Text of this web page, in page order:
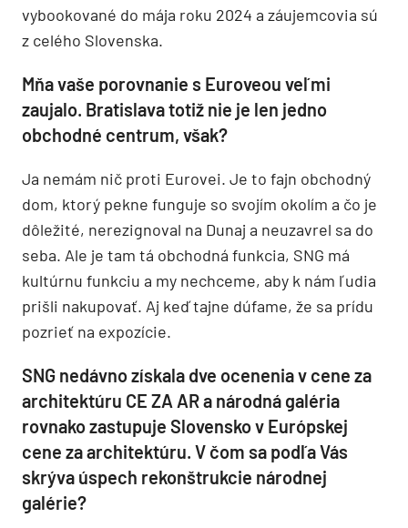
vybookované do mája roku 2024 a záujemcovia sú
z celého Slovenska.
Mňa vaše porovnanie s Euroveou veľmi
zaujalo. Bratislava totiž nie je len jedno
obchodné centrum, však?
Ja nemám nič proti Eurovei. Je to fajn obchodný
dom, ktorý pekne funguje so svojím okolím a čo je
dôležité, nerezignoval na Dunaj a neuzavrel sa do
seba. Ale je tam tá obchodná funkcia, SNG má
kultúrnu funkciu a my nechceme, aby k nám ľudia
prišli nakupovať. Aj keď tajne dúfame, že sa prídu
pozrieť na expozície.
SNG nedávno získala dve ocenenia v cene za
architektúru CE ZA AR a národná galéria
rovnako zastupuje Slovensko v Európskej
cene za architektúru. V čom sa podľa Vás
skrýva úspech rekonštrukcie národnej
galérie?